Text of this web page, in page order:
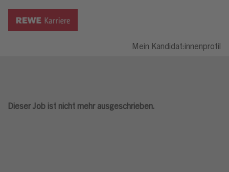
Mein Kandidat:innenprofil
Dieser Job ist nicht mehr ausgeschrieben.